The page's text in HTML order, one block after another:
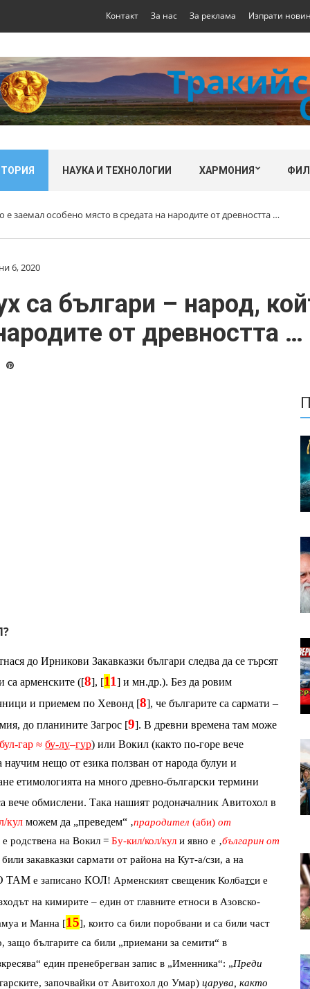
Контакт За нас За реклама Изпрати
НАУКА И ТЕХНОЛОГИИ ХАРМОНИЯ
заемал особено място в средата на народите от древността …
6, 2020
са българи – народ,
от древността …
до Ирникови Закавказки българи следва да се търсят
са арменските ([8], [11] и мн.др.). Без да ровим
и приемем по Хевонд [8], че българите са сармати –
до планините Загрос [9]. В древни времена там може
бул-гар ≈ бу-лу–гур) или Вокил (както по-горе вече
нещо от езика ползван от народа булуи и
етимологията на много древно-български термини
вече обмислени. Така нашият родоначалник Авитохол в
кул можем да „преведем“ ‚прародител (аби) от
родствена на Вокил = Бу-кил/кол/кул и явно е ‚българин от
закавказки сармати от района на Кут-а/сзи, а на
ТАМ е записано КОЛ! Арменският свещеник Колбатси е
на кимирите – един от главните етноси в Азовско-
и Манна [15], които са били поробвани и са били част
българите са били „приемани за семити“ в
един пренебрегван запис в „Именника“: „Преди
започвайки от Авитохол до Умар) царува, както